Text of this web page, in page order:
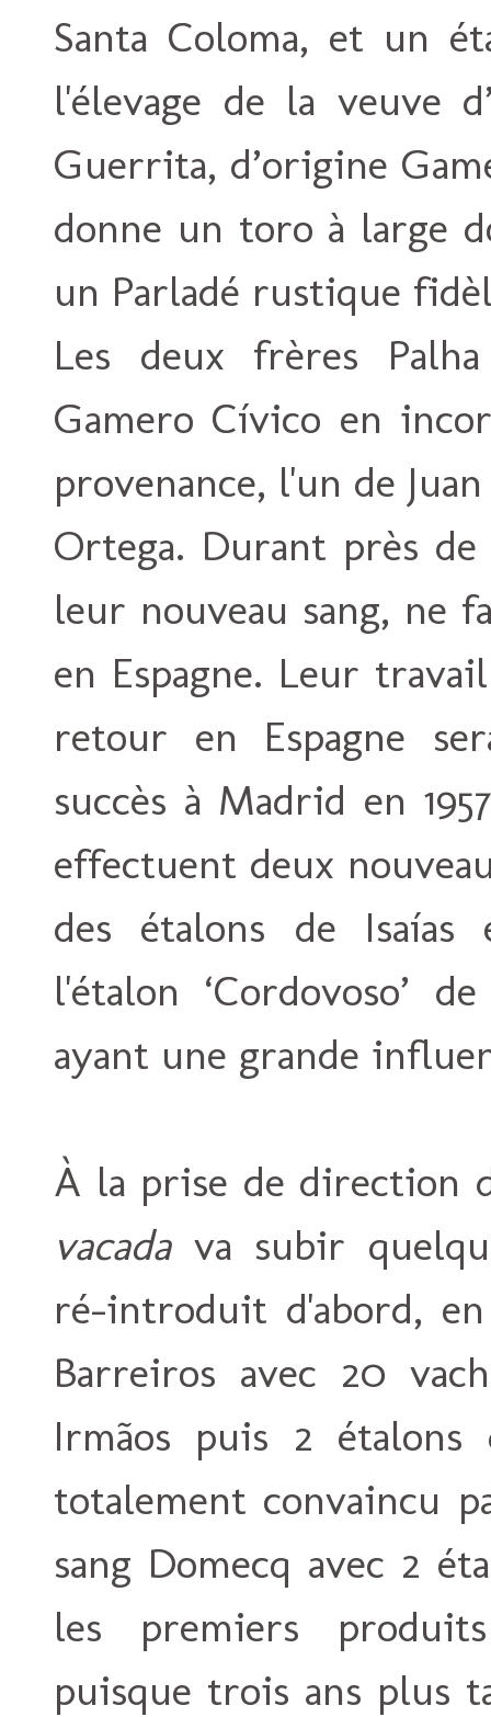
Santa Coloma, et un
l'élevage de la veuve
Guerrita, d’origine
donne un toro à large
un Parladé rustique
Les deux frères
Gamero Cívico en
provenance, l'un de
Ortega. Durant près
leur nouveau sang, ne
en Espagne. Leur
retour en Espagne
succès à Madrid en
effectuent deux
des étalons de
l'étalon ‘Cordovoso’
ayant une grande
À la prise de direction
vacadava subir
ré-introduit d'abord,
Barreiros avec 20
Irmãos puis 2 étalons
totalement convaincu
sang Domecq avec 2
les premiers
puisque trois ans plus